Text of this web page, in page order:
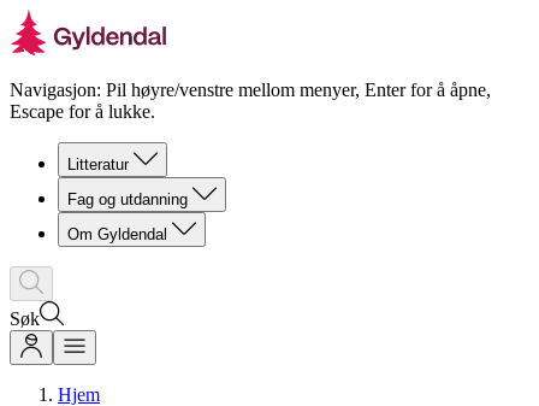
Navigasjon: Pil høyre/venstre mellom menyer, Enter for å åpne,
Escape for å lukke.
Litteratur
Fag og utdanning
Om Gyldendal
Søk
Hjem